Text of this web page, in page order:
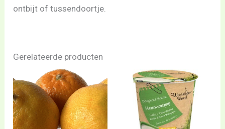
ontbijt of tussendoortje.
Gerelateerde producten